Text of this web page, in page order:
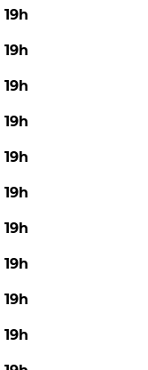
19h
19h
19h
19h
19h
19h
19h
19h
19h
19h